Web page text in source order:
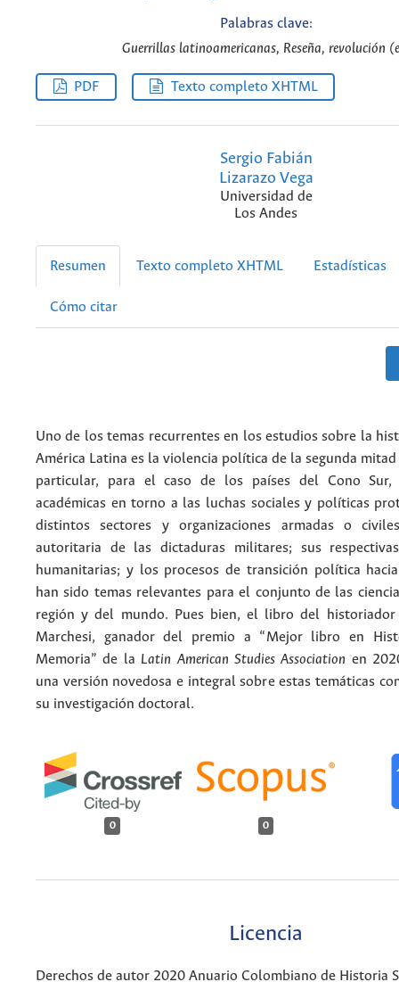
Palabras clave:
Guerrillas latinoamericanas, Reseña, revolución
PDF Texto completo XHTML
Sergio Fabián
Lizarazo Vega
Universidad de
Los Andes
Resumen Texto completo XHTML Estadísticas
Cómo citar
Uno de los temas recurrentes en los estudios sobre la
América Latina es la violencia política de la segunda
particular, para el caso de los países del Cono Sur,
académicas en torno a las luchas sociales y políticas
distintos sectores y organizaciones armadas o
autoritaria de las dictaduras militares; sus respectivas
humanitarias; y los procesos de transición política
han sido temas relevantes para el conjunto de las
región y del mundo. Pues bien, el libro del historiador
Marchesi, ganador del premio a “Mejor libro en
Memoria” de la Latin American Studies Association en
una versión novedosa e integral sobre estas temáticas
su investigación doctoral.
0 0
Licencia
Derechos de autor 2020 Anuario Colombiano de Historia